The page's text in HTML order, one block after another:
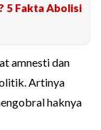
5 Fakta Abolisi
amnesti dan
Artinya
haknya